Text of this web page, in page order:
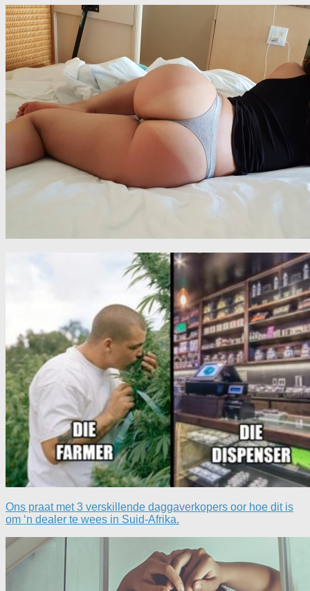
Ons praat met 3 verskillende daggaverkopers oor hoe dit is
om ‘n dealer te wees in Suid-Afrika.